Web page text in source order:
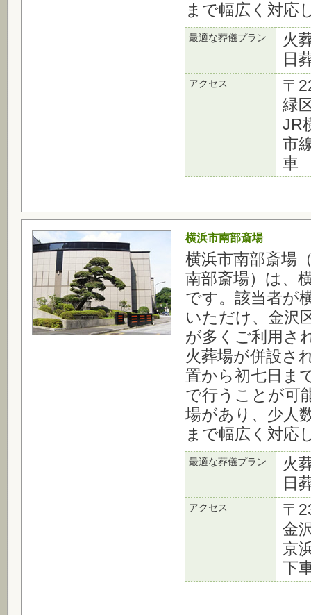
まで幅広く対応
最適な葬儀プラン
火
日
アクセス
〒
緑
JR
市
車
横浜市南部斎場
横浜市南部斎場
南部斎場）は、
です。該当者が
いただけ、金沢
が多くご利用さ
火葬場が併設さ
置から初七日ま
で行うことが可
場があり、少人
まで幅広く対応
最適な葬儀プラン
火
日
アクセス
〒
金
京
下